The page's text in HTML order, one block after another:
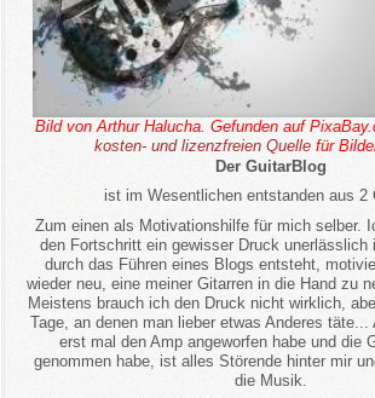
Bild von Arthur Halucha. Gefunden auf
kosten- und lizenzfreien Quelle für
Der GuitarBlog
ist im Wesentlichen entstanden aus 2
Zum einen als Motivationshilfe für mich selber.
den Fortschritt ein gewisser Druck unerlässlich
durch das Führen eines Blogs entsteht,
wieder neu, eine meiner Gitarren in die Hand zu
Meistens brauch ich den Druck nicht wirklich,
Tage, an denen man lieber etwas Anderes täte...
erst mal den Amp angeworfen habe und die
genommen habe, ist alles Störende hinter mir
die Musik.